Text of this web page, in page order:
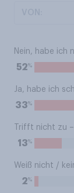
Nein, habe ich
52%
Ja, habe ich
33%
Trifft nicht zu
13%
Weiß nicht /
2%